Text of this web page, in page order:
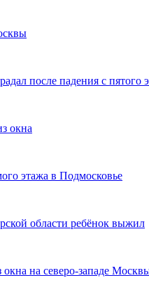
после падения с пятого
окна
этажа в Подмосковье
области ребёнок выжил
на северо-западе